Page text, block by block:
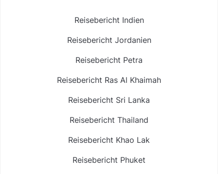
Reisebericht Indien
Reisebericht Jordanien
Reisebericht Petra
Reisebericht Ras Al Khaimah
Reisebericht Sri Lanka
Reisebericht Thailand
Reisebericht Khao Lak
Reisebericht Phuket